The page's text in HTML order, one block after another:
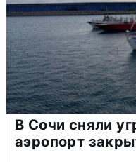
В Сочи сняли
аэропорт